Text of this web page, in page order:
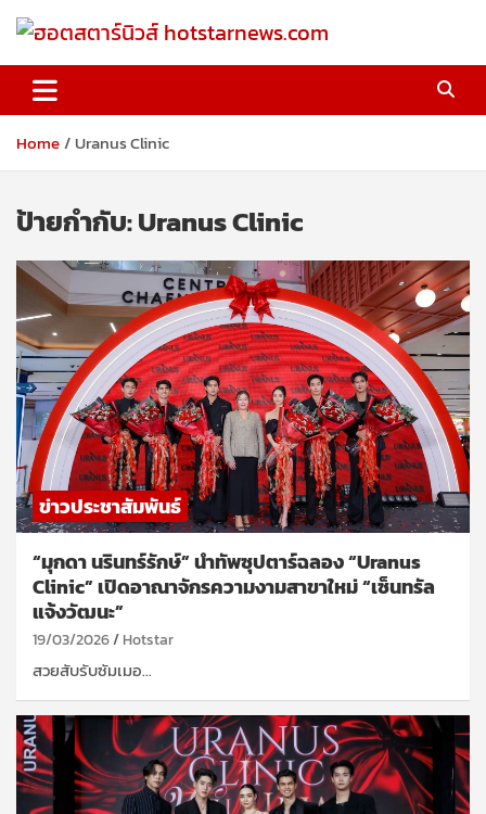
ฮอตสตาร์นิวส์ hotstarnews.com
Home Uranus Clinic
ป้ายกำกับ:Uranus Clinic
ข่าวประชาสัมพันธ์
“มุกดา นรินทร์รักษ์” นำทัพซุปตาร์ฉลอง “Uranus
Clinic” เปิดอาณาจักรความงามสาขาใหม่ “เซ็นทรัล
แจ้งวัฒนะ” ​
19/03/2026 Hotstar
​สวยสับรับซัมเมอ…